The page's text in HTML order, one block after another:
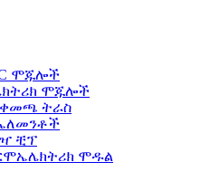
ሞጁሎች
ሞጁሎች
ትራስ
ቺፕ
ሞዱል